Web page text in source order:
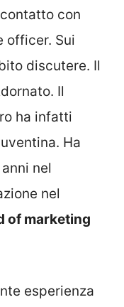
con
officer. Sui
discutere. Il
Il
ha infatti
Ha
nel
nel
of marketing
esperienza